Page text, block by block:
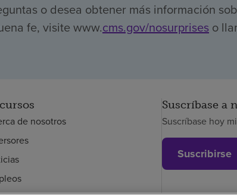
o desea obtener más información
fe, visite www.cms.gov/nosurprises o
de nosotros
Suscríbase a
Suscríbase hoy
Suscribirse